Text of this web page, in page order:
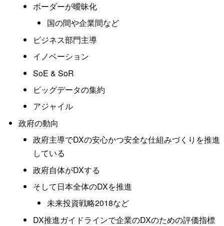
ボーダーが曖昧化
国の間や企業間など
ビジネス部門主導
イノベーション
SoE & SoR
ビッグデータの集約
アジャイル
政府の動向
政府主導でDXの安心かつ安全な仕組みづくりを推進
している
政府自体がDXする
そして日本全体のDXを推進
未来投資戦略2018など
DX推進ガイドラインで企業のDXのための評価指標